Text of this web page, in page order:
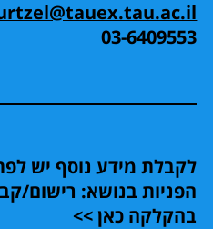
03-6409553
לקבלת מידע נוסף יש
הפניות בנושא: רישום/
בהקלקה כאן >>